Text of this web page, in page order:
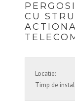
CU
Locatie:
Timp de